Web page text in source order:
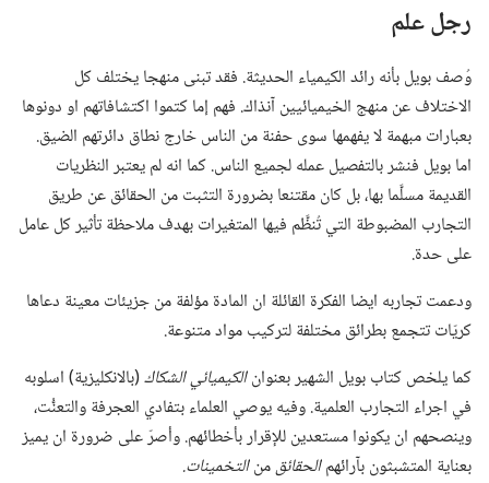
رجل علم
وُصف بويل بأنه رائد الكيمياء الحديثة.‏ فقد تبنى منهجا يختلف كل
الاختلاف عن منهج الخيميائيين آنذاك.‏ فهم إما كتموا اكتشافاتهم او دونوها
بعبارات مبهمة لا يفهمها سوى حفنة من الناس خارج نطاق دائرتهم الضيق.‏
اما بويل فنشر بالتفصيل عمله لجميع الناس.‏ كما انه لم يعتبر النظريات
القديمة مسلَّما بها،‏ بل كان مقتنعا بضرورة التثبت من الحقائق عن طريق
التجارب المضبوطة التي تُنظَّم فيها المتغيرات بهدف ملاحظة تأثير كل عامل
على حدة.‏
ودعمت تجاربه ايضا الفكرة القائلة ان المادة مؤلفة من جزيئات معينة دعاها
كريّات تتجمع بطرائق مختلفة لتركيب مواد متنوعة.‏
كما يلخص كتاب بويل الشهير بعنوانالكيميائي الشكاك‏(‏بالانكليزية)‏ اسلوبه
في اجراء التجارب العلمية.‏ وفيه يوصي العلماء بتفادي العجرفة والتعنُّت،‏
وينصحهم ان يكونوا مستعدين للإقرار بأخطائهم.‏ وأصرّ على ضرورة ان يميز
بعناية المتشبثون بآرائهمالحقائقمنالتخمينات.‏